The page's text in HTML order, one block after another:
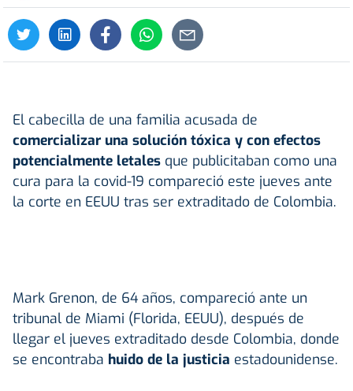
El cabecilla de una familia acusada de
comercializar una solución tóxica y con efectos
potencialmente letales que publicitaban como una
cura para la covid-19 compareció este jueves ante
la corte en EEUU tras ser extraditado de Colombia.
Mark Grenon, de 64 años, compareció ante un
tribunal de Miami (Florida, EEUU), después de
llegar el jueves extraditado desde Colombia, donde
se encontraba huido de la justicia estadounidense.